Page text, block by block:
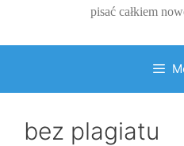
pisać całkiem
bez plagiatu